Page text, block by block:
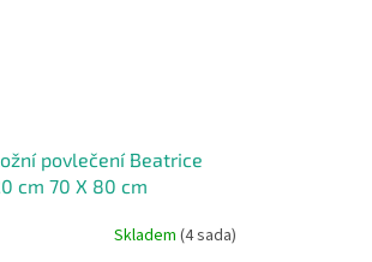
povlečení Beatrice
cm 70 X 80 cm
Skladem (4 sada)